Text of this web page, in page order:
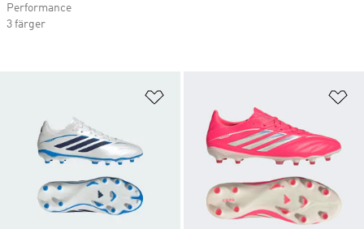
Performance
3 färger